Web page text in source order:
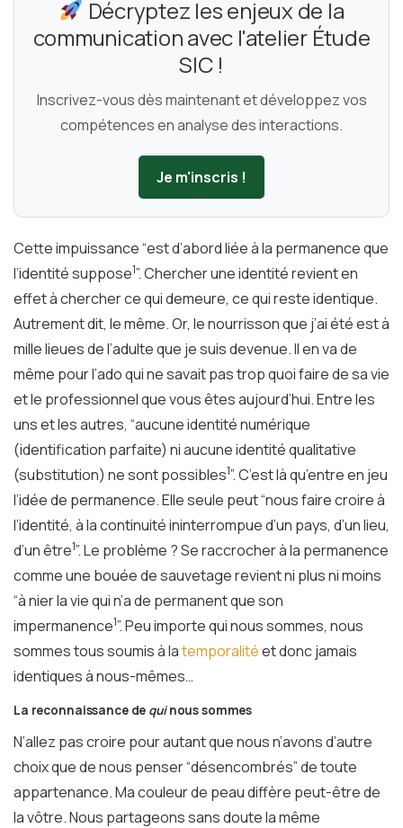
Décryptez les enjeux de la
communication avec l'atelier Étude
SIC !
Inscrivez-vous dès maintenant et développez vos
compétences en analyse des interactions.
Je m'inscris !
Cette impuissance “est d’abord liée à la permanence que
l’identité suppose1”. Chercher une identité revient en
effet à chercher ce qui demeure, ce qui reste identique.
Autrement dit, le même. Or, le nourrisson que j’ai été est à
mille lieues de l’adulte que je suis devenue. Il en va de
même pour l’ado qui ne savait pas trop quoi faire de sa vie
et le professionnel que vous êtes aujourd’hui. Entre les
uns et les autres, “aucune identité numérique
(identification parfaite) ni aucune identité qualitative
(substitution) ne sont possibles1”. C’est là qu’entre en jeu
l’idée de permanence. Elle seule peut “nous faire croire à
l’identité, à la continuité ininterrompue d’un pays, d’un lieu,
d’un être1”. Le problème ? Se raccrocher à la permanence
comme une bouée de sauvetage revient ni plus ni moins
“à nier la vie qui n’a de permanent que son
impermanence1”. Peu importe qui nous sommes, nous
sommes tous soumis à latemporalitéet donc jamais
identiques à nous-mêmes…
La reconnaissance de quinous sommes
N’allez pas croire pour autant que nous n’avons d’autre
choix que de nous penser “désencombrés” de toute
appartenance. Ma couleur de peau diffère peut-être de
la vôtre. Nous partageons sans doute la même